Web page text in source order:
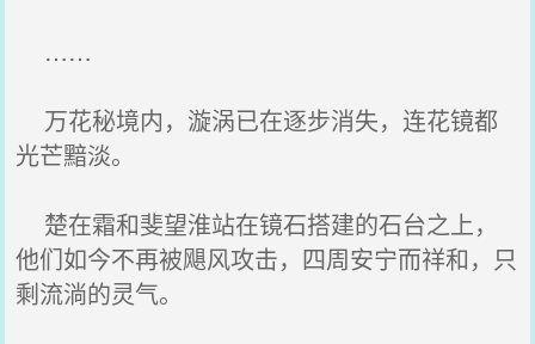
……
万花秘境内，漩涡已在逐步消失，连花镜都
光芒黯淡。
楚在霜和斐望淮站在镜石搭建的石台之上，
他们如今不再被飓风攻击，四周安宁而祥和，只
剩流淌的灵气。